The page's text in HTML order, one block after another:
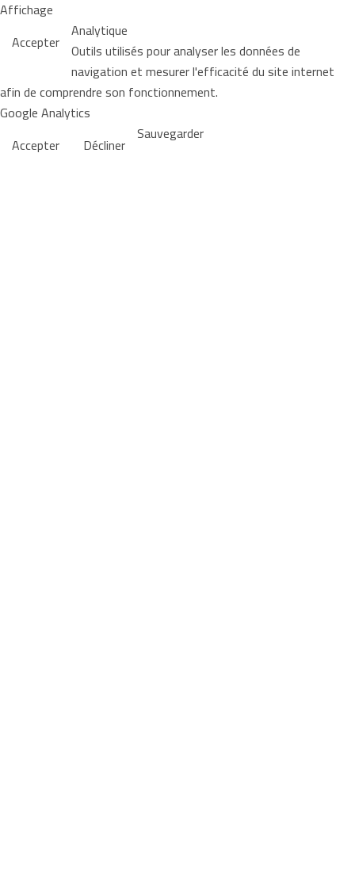
Affichage
Accepter Analytique
Outils utilisés pour analyser les données de
navigation et mesurer l'efficacité du site internet
afin de comprendre son fonctionnement.
Google Analytics
Accepter
Décliner Sauvegarder